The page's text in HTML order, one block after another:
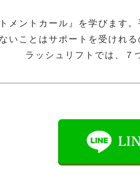
メントカール』を学びます
いことはサポートを受けれ
ラッシュリフトでは、